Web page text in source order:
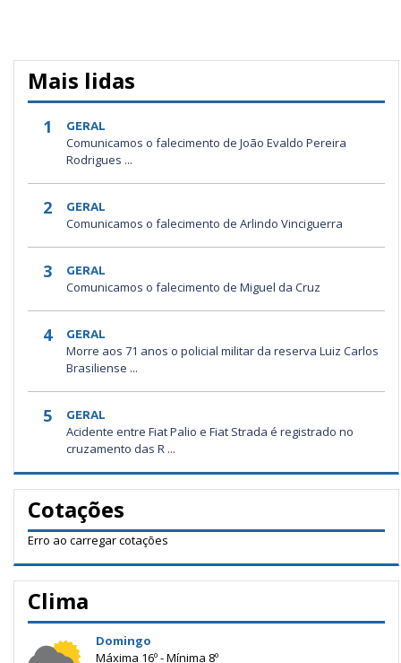
Mais lidas
1 GERAL
Comunicamos o falecimento de João Evaldo Pereira
Rodrigues ...
2 GERAL
Comunicamos o falecimento de Arlindo Vinciguerra
3 GERAL
Comunicamos o falecimento de Miguel da Cruz
4 GERAL
Morre aos 71 anos o policial militar da reserva Luiz Carlos
Brasiliense ...
5 GERAL
Acidente entre Fiat Palio e Fiat Strada é registrado no
cruzamento das R ...
Cotações
Erro ao carregar cotações
Clima
Domingo
Máxima 16º - Mínima 8º